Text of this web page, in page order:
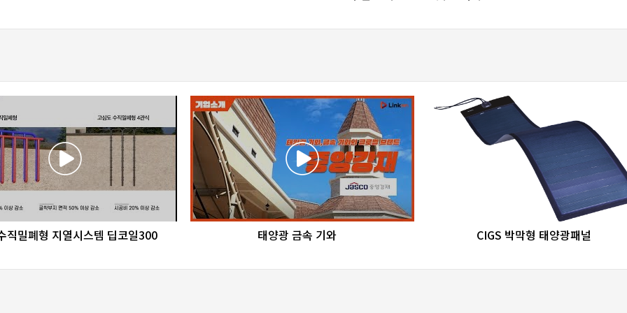
favorite_bordershare
직밀폐형 지열시스템 딥코일300 favorite_bordershare
태양광 금속 기와 favorite_border share
CIGS 박막형 태양광패널